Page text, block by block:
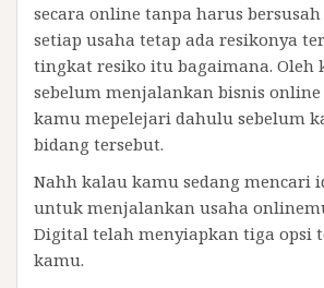
secara online tanpa harus
setiap usaha tetap ada resikonya
tingkat resiko itu bagaimana. Oleh
sebelum menjalankan bisnis
kamu mepelejari dahulu sebelum
bidang tersebut.
Nahh kalau kamu sedang mencari
untuk menjalankan usaha
Digital telah menyiapkan tiga opsi
kamu.